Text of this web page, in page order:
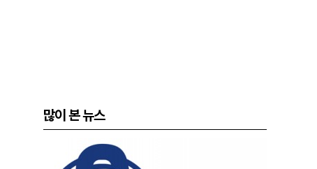
많이 본 뉴스